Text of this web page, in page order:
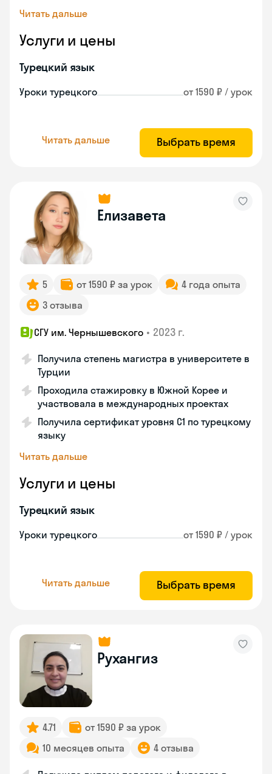
Читать дальше
Услуги и цены
Турецкий язык
Уроки турецкого от 1590 ₽ / урок
Читать дальше Выбрать время
Елизавета
5 от 1590 ₽ за урок
4 года опыта
3 отзыва
СГУ им. Чернышевского • 2023 г.
Получила степень магистра в университете в
Турции
Проходила стажировку в Южной Корее и
участвовала в международных проектах
Получила сертификат уровня C1 по турецкому
языку
Читать дальше
Услуги и цены
Турецкий язык
Уроки турецкого от 1590 ₽ / урок
Читать дальше Выбрать время
Рухангиз
4.71
от 1590 ₽ за урок
10 месяцев опыта
4 отзыва